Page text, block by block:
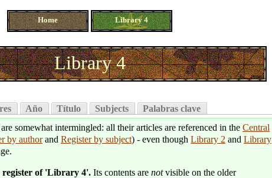
Home Library 4
Library 4
Año Título Subjects
Palabras clave
somewhat intermingled: all their articles are referenced in the Central
by authorand Register by subject) - even though Library 2 and Library
register of 'Library 4'. Its contents are notvisible on the older